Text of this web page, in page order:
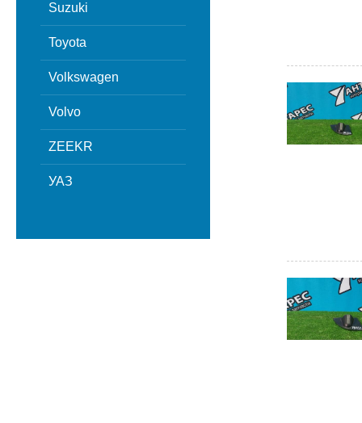
Suzuki
Toyota
Volkswagen
Volvo
ZEEKR
УАЗ